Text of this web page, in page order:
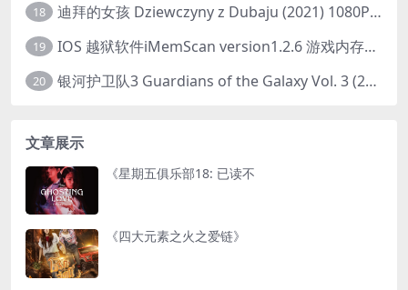
18 迪拜的女孩 Dziewczyny z Dubaju (2021) 1080P 中字
19 IOS 越狱软件iMemScan version1.2.6 游戏内存修改器
20 银河护卫队3 Guardians of the Galaxy Vol. 3 (2023)4K高清资源1080p只分享精品
文章展示
《星期五俱乐部18: 已读不
《四大元素之火之爱链》